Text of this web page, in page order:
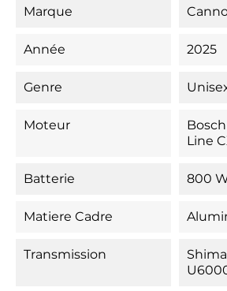
Marque
Année 2025
Genre
Moteur
Line
Batterie 800
Matiere Cadre
Transmission